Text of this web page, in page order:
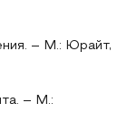
– М.: Юрайт,
– М.: